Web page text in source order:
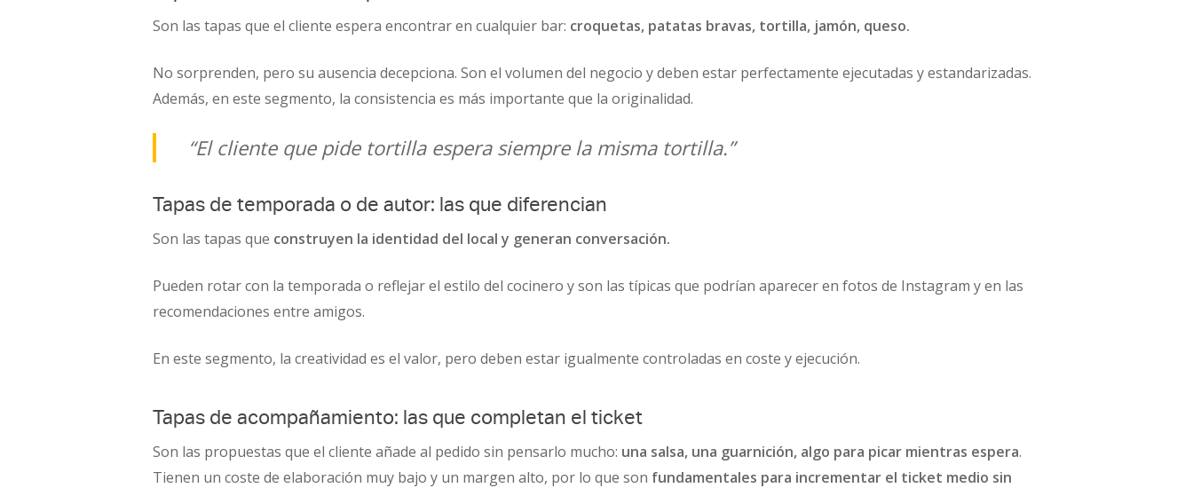
Son las tapas que el cliente espera encontrar en cualquier bar: croquetas, patatas bravas, tortilla, jamón, queso.
No sorprenden, pero su ausencia decepciona. Son el volumen del negocio y deben estar perfectamente ejecutadas y estandarizadas.
Además, en este segmento, la consistencia es más importante que la originalidad.
“El cliente que pide tortilla espera siempre la misma tortilla.”
Tapas de temporada o de autor: las que diferencian
Son las tapas que construyen la identidad del local y generan conversación.
Pueden rotar con la temporada o reflejar el estilo del cocinero y son las típicas que podrían aparecer en fotos de Instagram y en las
recomendaciones entre amigos.
En este segmento, la creatividad es el valor, pero deben estar igualmente controladas en coste y ejecución.
Tapas de acompañamiento: las que completan el ticket
Son las propuestas que el cliente añade al pedido sin pensarlo mucho: una salsa, una guarnición, algo para picar mientras espera.
Tienen un coste de elaboración muy bajo y un margen alto, por lo que son fundamentales para incrementar el ticket medio sin